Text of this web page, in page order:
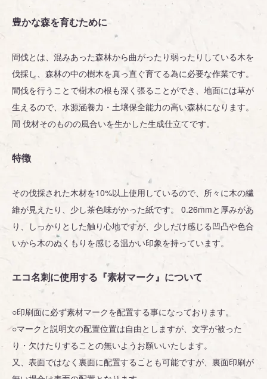
豊かな森を育むために
間伐とは、混みあった森林から曲がったり弱ったりしている木を
伐採し、森林の中の樹木を真っ直ぐ育てる為に必要な作業です。
間伐を行うことで樹木の根も深く張ることができ、地面には草が
生えるので、水源涵養力・土壌保全能力の高い森林になります。
間 伐材そのものの風合いを生かした生成仕立てです。
特徴
その伐採された木材を10%以上使用しているので、所々に木の繊
維が見えたり、少し茶色味がかった紙です。 0.26mmと厚みがあ
り、しっかりとした触り心地ですが、少しだけ感じる凹凸や色合
いから木のぬくもりを感じる温かい印象を持っています。
エコ名刺に使用する『素材マーク』について
○印刷面に必ず素材マークを配置する事になっております。
○マークと説明文の配置位置は自由としますが、文字が被った
り・欠けたりすることの無いようお願いいたします。
又、表面ではなく裏面に配置することも可能ですが、裏面印刷が